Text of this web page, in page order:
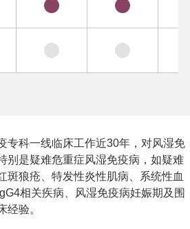
专科一线临床工作近30年，对风湿免
别是疑难危重症风湿免疫病，如疑难
斑狼疮、特发性炎性肌病、系统性血
相关疾病、风湿免疫病妊娠期及围
经验。